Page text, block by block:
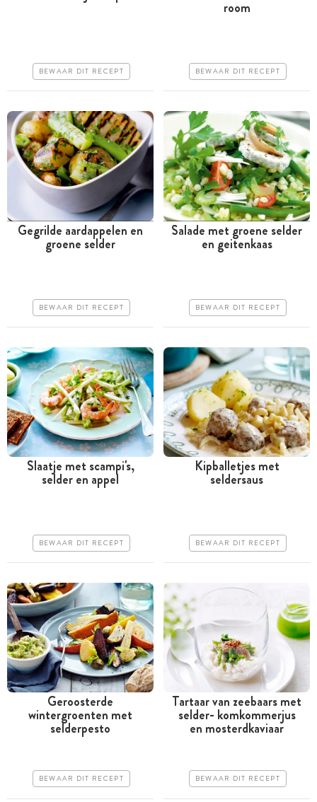
Makkelijk
BEWAAR DIT RECEPT
Tussen 30 minuten en 1
room
BEWAAR DIT RECEPT
Tussen 30 minuten en 1
Gegrilde aardappelen en
groene selder
BEWAAR DIT RECEPT
Minder dan 30 minuten
Erg makkelijk
Salade met groene selder
en geitenkaas
BEWAAR DIT RECEPT
Minder dan 30 minuten
Erg makkelijk
Slaatje met scampi's,
selder en appel
BEWAAR DIT RECEPT
Tussen 30 minuten en 1
Kipballetjes met
seldersaus
BEWAAR DIT RECEPT
Meer dan 1 uur
Erg makkelijk
Geroosterde
wintergroenten met
selderpesto
BEWAAR DIT RECEPT
Tussen 30 minuten en 1
Tartaar van zeebaars met
selder- komkommerjus
en mosterdkaviaar
BEWAAR DIT RECEPT